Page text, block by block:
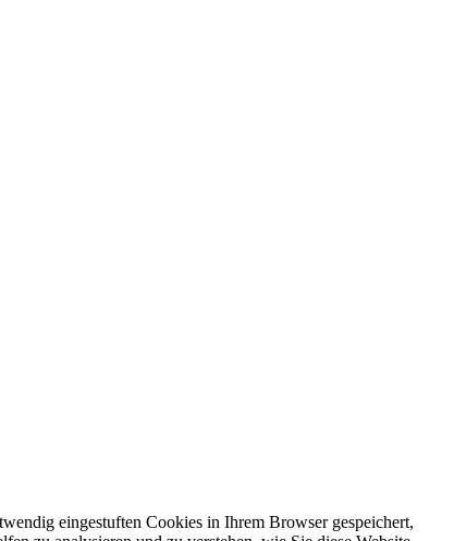
eingestuften Cookies in Ihrem Browser gespeichert,